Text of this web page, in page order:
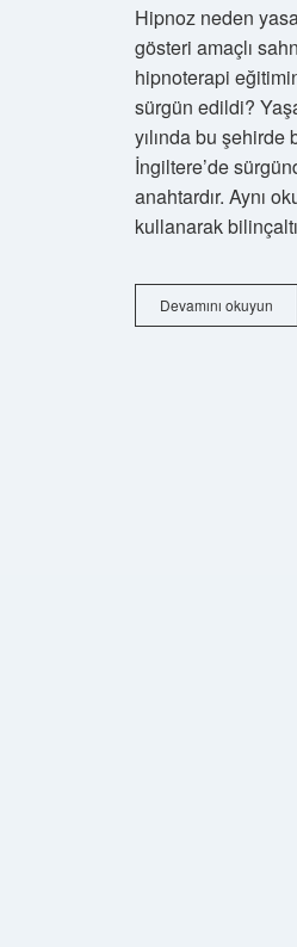
Hipnoz neden
gösteri amaçlı
hipnoterapi
sürgün edildi?
yılında bu şehirde
İngiltere’de
anahtardır. Aynı
kullanarak
Devamını okuyun